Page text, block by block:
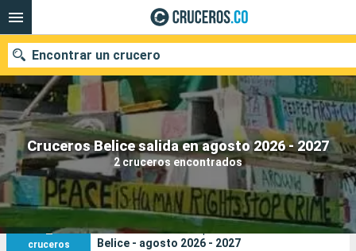
Cruceros Belice salida en agosto 2026 - 2027
2 cruceros encontrados
Encontrar un crucero
Fecha de salida
Buscar
2
cruceros
Sus criterios de búsqueda:
Belice - agosto 2026 - 2027